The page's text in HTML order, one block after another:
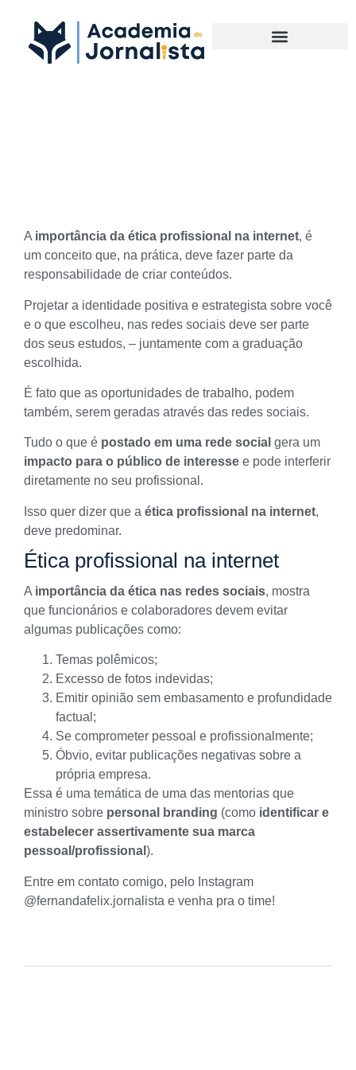
A importância da ética profissional na internet, é
um conceito que, na prática, deve fazer parte da
responsabilidade de criar conteúdos.
Projetar a identidade positiva e estrategista sobre você
e o que escolheu, nas redes sociais deve ser parte
dos seus estudos, – juntamente com a graduação
escolhida.
É fato que as oportunidades de trabalho, podem
também, serem geradas através das redes sociais.
Tudo o que é postado em uma rede social gera um
impacto para o público de interesse e pode interferir
diretamente no seu profissional.
Isso quer dizer que a ética profissional na internet,
deve predominar.
Ética profissional na internet
A importância da ética nas redes sociais, mostra
que funcionários e colaboradores devem evitar
algumas publicações como:
Temas polêmicos;
Excesso de fotos indevidas;
Emitir opinião sem embasamento e profundidade
factual;
Se comprometer pessoal e profissionalmente;
Óbvio, evitar publicações negativas sobre a
própria empresa.
Essa é uma temática de uma das mentorias que
ministro sobre personal branding (como identificar e
estabelecer assertivamente sua marca
pessoal/profissional ).
Entre em contato comigo, pelo Instagram
@fernandafelix.jornalista e venha pra o time!